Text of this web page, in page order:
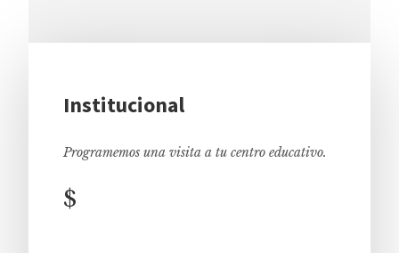
Institucional
Programemos una visita a tu centro educativo.
$